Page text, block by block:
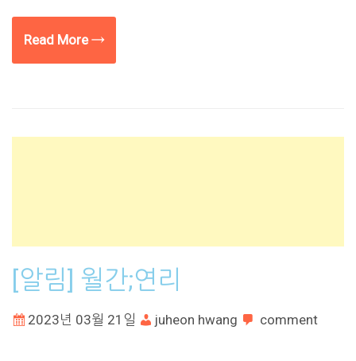
Read More →
[알림] 월간;연리
2023년 03월 21일 juheon hwang comment